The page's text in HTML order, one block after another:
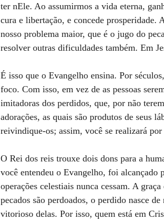
ter nEle. Ao assumirmos a vida eterna,
cura e libertação, e concede prosperidade.
nosso problema maior, que é o jugo do
resolver outras dificuldades também. Em
É isso que o Evangelho ensina. Por
foco. Com isso, em vez de as pessoas
imitadoras dos perdidos, que, por não
adorações, as quais são produtos de seus
reivindique-os; assim, você se realizará
O Rei dos reis trouxe dois dons para a
você entendeu o Evangelho, foi alcançado
operações celestiais nunca cessam. A
pecados são perdoados, o perdido nasce
vitorioso delas. Por isso, quem está em